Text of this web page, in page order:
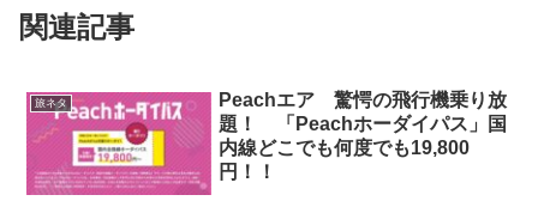
関連記事
旅ネタ
Peachエア 驚愕の飛行機乗り放
題！ 「Peachホーダイパス」国
内線どこでも何度でも19,800
円！！